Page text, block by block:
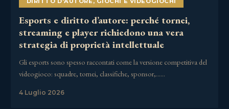
Esports e diritto d’autore: perché tornei,
streaming e player richiedono una vera
strategia di proprietà intellettuale
Gli esports sono spesso raccontati come la versione competitiva del
videogioco: squadre, tornei, classifiche, sponsor,……
4 Luglio 2026